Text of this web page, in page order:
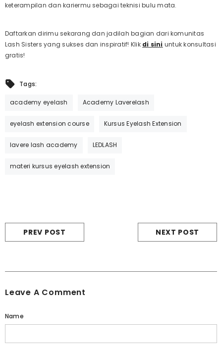
keterampilan dan kariermu sebagai teknisi bulu mata.
Daftarkan dirimu sekarang dan jadilah bagian dari komunitas
Lash Sisters yang sukses dan inspiratif! Klik di sini untuk konsultasi
gratis!
Tags:
academy eyelash Academy Laverelash
eyelash extension course Kursus Eyelash Extension
lavere lash academy LEDLASH
materi kursus eyelash extension
PREV POST NEXT POST
Leave A Comment
Name